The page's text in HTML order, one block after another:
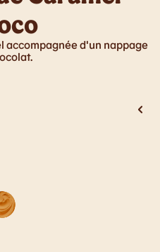
accompagnée d'un nappage